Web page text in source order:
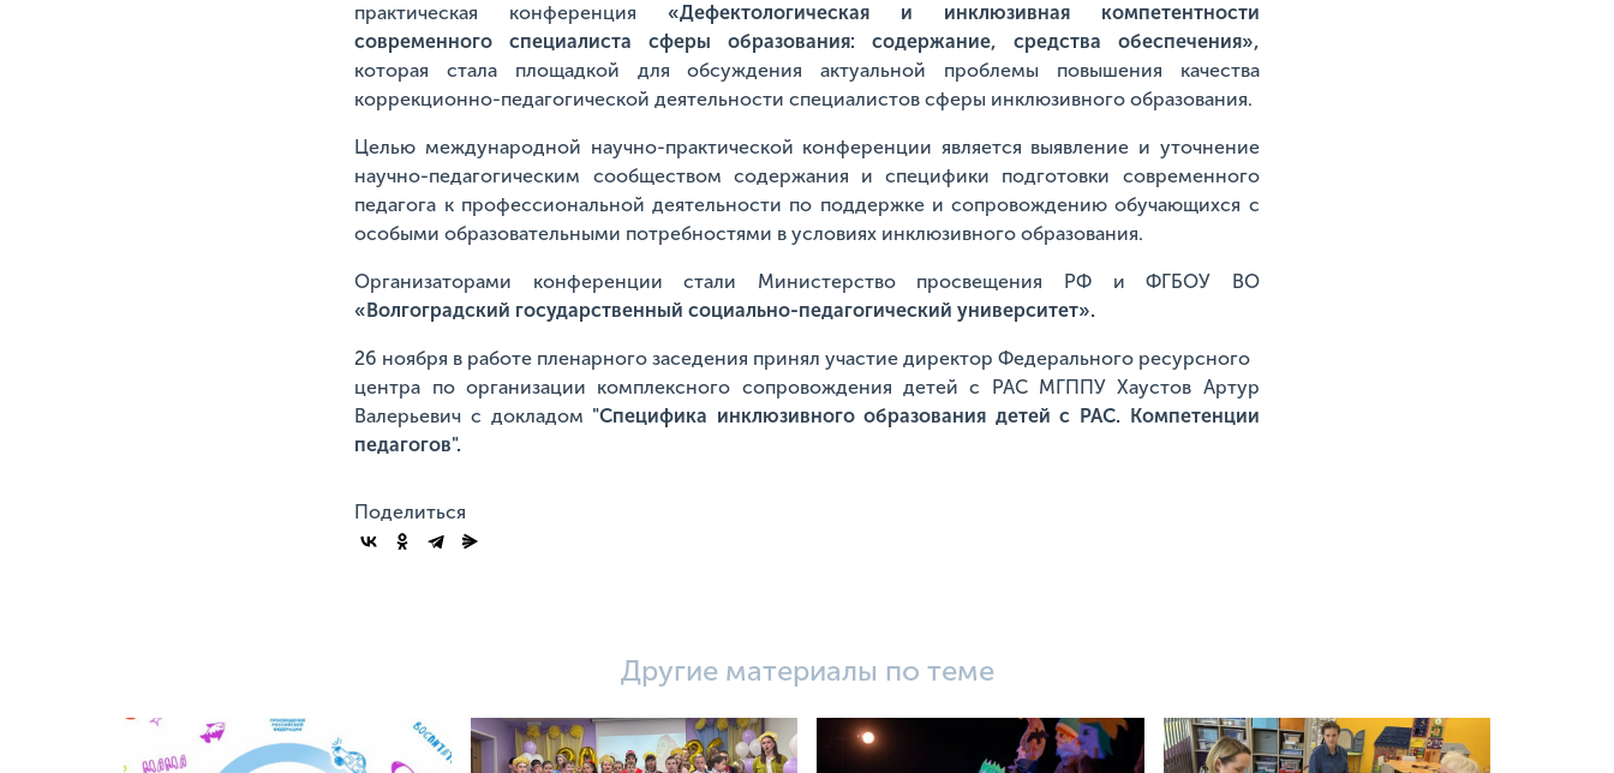
практическая конференция«Дефектологическая и инклюзивная компетентности
современного специалиста сферы образования: содержание, средства обеспечения»,
которая стала площадкой для обсуждения актуальной проблемы повышения качества
коррекционно-педагогической деятельности специалистов сферы инклюзивного образования.
Целью международной научно-практической конференции является выявление и уточнение
научно-педагогическим сообществом содержания и специфики подготовки современного
педагога к профессиональной деятельности по поддержке и сопровождению обучающихся с
особыми образовательными потребностями в условиях инклюзивного образования.
Организаторами конференции стали Министерство просвещения РФ и ФГБОУ ВО
«Волгоградский государственный социально-педагогический университет».
26 ноября в работе пленарного заседения принял участие директор Федерального ресурсного
центра по организации комплексного сопровождения детей с РАС МГППУ Хаустов Артур
Валерьевич с докладом "Специфика инклюзивного образования детей с РАС. Компетенции
педагогов".
Поделиться
Другие материалы по теме